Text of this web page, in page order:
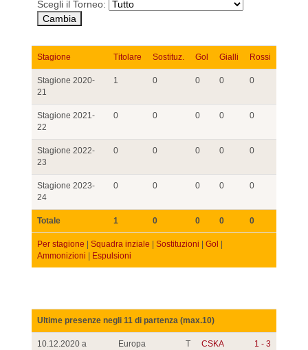
Scegli il Torneo:
Stagione Titolare Sostituz. Gol Gialli Rossi
Stagione 2020-
21
1 0 0 0 0
Stagione 2021-
22
0 0 0 0 0
Stagione 2022-
23
0 0 0 0 0
Stagione 2023-
24
0 0 0 0 0
Totale 1 0 0 0 0
Per stagione Squadra inziale Sostituzioni Gol
Ammonizioni
Espulsioni
Ultime presenze negli 11 di partenza (max.10)
10.12.2020 a
Europa
T
CSKA
1 - 3